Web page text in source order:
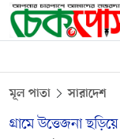
মূল পাতা সারাদেশ
গ্রামে উত্তেজনা